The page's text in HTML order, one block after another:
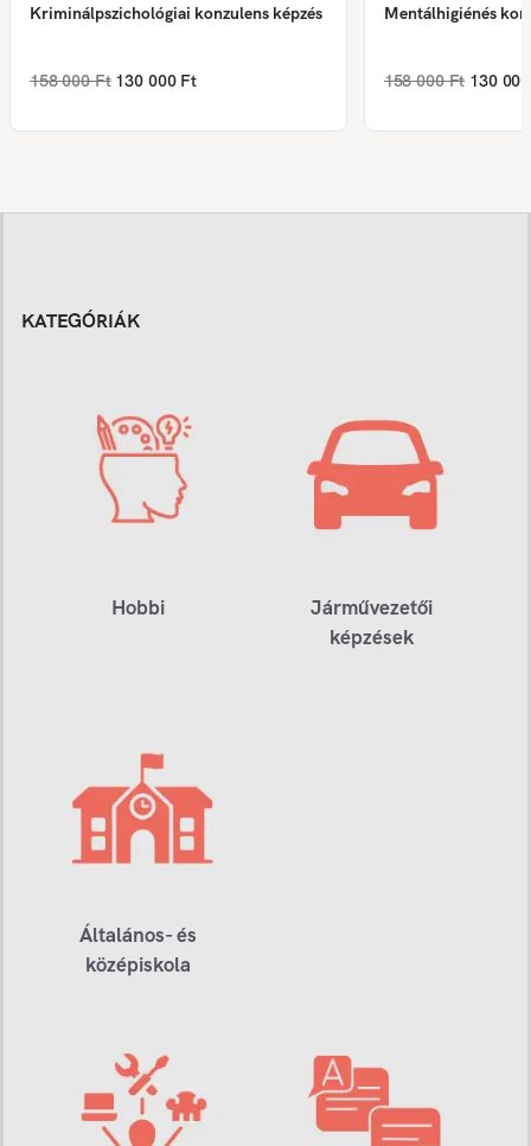
Kriminálpszichológiai konzulens képzés
158 000 Ft 130 000 Ft
Mentálhigiénés
158 000 Ft 130
KATEGÓRIÁK
Hobbi
Járművezetői
képzések
Általános- és
középiskola